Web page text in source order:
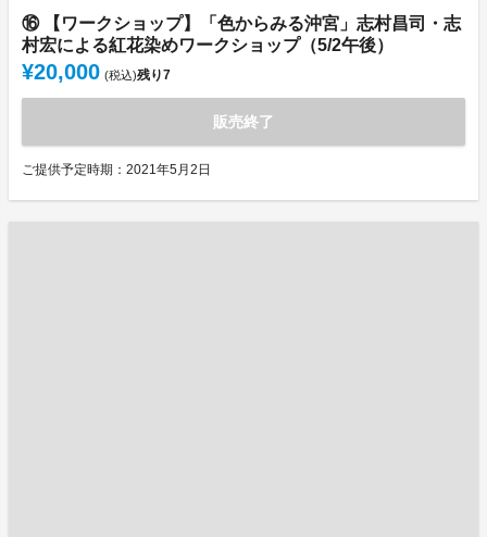
⑯ 【ワークショップ】「色からみる沖宮」志村昌司・志
村宏による紅花染めワークショップ（5/2午後）
¥20,000 (税込)残り7
販売終了
ご提供予定時期：2021年5月2日